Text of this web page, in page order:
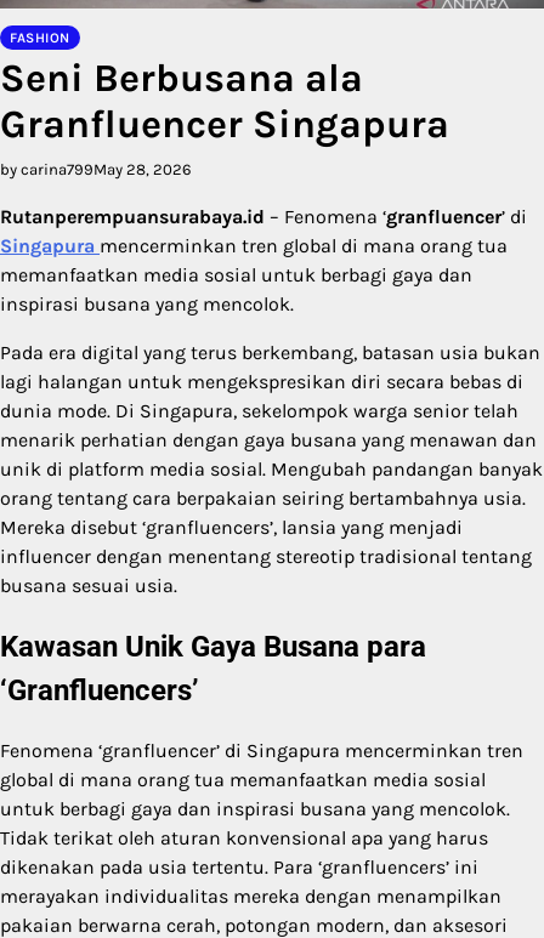
FASHION
Seni Berbusana ala
Granfluencer Singapura
by carina799May 28, 2026
Rutanperempuansurabaya.id – Fenomena ‘granfluencer’ di
Singapura mencerminkan tren global di mana orang tua
memanfaatkan media sosial untuk berbagi gaya dan
inspirasi busana yang mencolok.
Pada era digital yang terus berkembang, batasan usia bukan
lagi halangan untuk mengekspresikan diri secara bebas di
dunia mode. Di Singapura, sekelompok warga senior telah
menarik perhatian dengan gaya busana yang menawan dan
unik di platform media sosial. Mengubah pandangan banyak
orang tentang cara berpakaian seiring bertambahnya usia.
Mereka disebut ‘granfluencers’, lansia yang menjadi
influencer dengan menentang stereotip tradisional tentang
busana sesuai usia.
Kawasan Unik Gaya Busana para
‘Granfluencers’
Fenomena ‘granfluencer’ di Singapura mencerminkan tren
global di mana orang tua memanfaatkan media sosial
untuk berbagi gaya dan inspirasi busana yang mencolok.
Tidak terikat oleh aturan konvensional apa yang harus
dikenakan pada usia tertentu. Para ‘granfluencers’ ini
merayakan individualitas mereka dengan menampilkan
pakaian berwarna cerah, potongan modern, dan aksesori